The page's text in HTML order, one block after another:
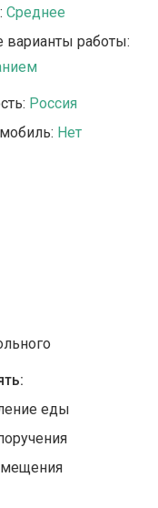
Среднее
работы:
Россия
Нет
еды